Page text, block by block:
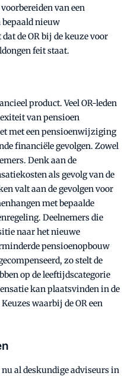
van een
nieuw
de OR bij de keuze voor
feit staat.
product. Veel OR-leden
van pensioen
met een pensioenwijziging
financiële gevolgen. Zowel
Denk aan de
als gevolg van de
valt aan de gevolgen voor
met bepaalde
Deelnemers die
naar het nieuwe
pensioenopbouw
zo stelt de
op de leeftijdscategorie
kan plaatsvinden in de
waarbij de OR een
al deskundige adviseurs in